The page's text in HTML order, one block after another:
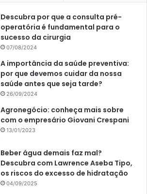
Descubra por que a consulta pré-
operatória é fundamental para o
sucesso da cirurgia
07/08/2024
A importância da saúde preventiva:
por que devemos cuidar da nossa
saúde antes que seja tarde?
26/09/2024
Agronegócio: conheça mais sobre
com o empresário Giovani Crespani
13/01/2023
Beber água demais faz mal?
Descubra com Lawrence Aseba Tipo,
os riscos do excesso de hidratação
04/09/2025